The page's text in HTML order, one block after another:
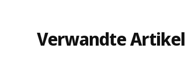
Verwandte Artikel